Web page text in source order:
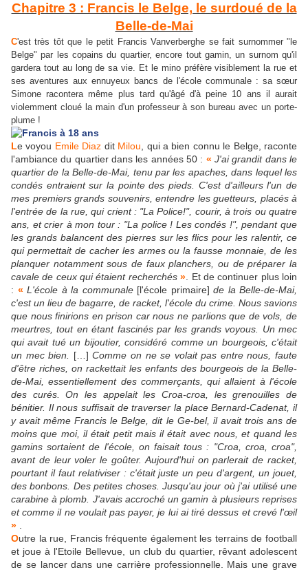
Chapitre 3 : Francis le Belge, le surdoué de la
Belle-de-Mai
C'est très tôt que le petit Francis Vanverberghe se fait surnommer "le
Belge" par les copains du quartier, encore tout gamin, un surnom qu'il
gardera tout au long de sa vie. Et le mino préfère visiblement la rue et
ses aventures aux ennuyeux bancs de l'école communale : sa sœur
Simone racontera même plus tard qu'âgé d'à peine 10 ans il aurait
violemment cloué la main d'un professeur à son bureau avec un porte-
plume !
Le voyou Emile Diaz dit Milou , qui a bien connu le Belge, raconte
l'ambiance du quartier dans les années 50 : « J'ai grandit dans le
quartier de la Belle-de-Mai, tenu par les apaches, dans lequel les
condés entraient sur la pointe des pieds. C'est d'ailleurs l'un de
mes premiers grands souvenirs, entendre les guetteurs, placés à
l'entrée de la rue, qui crient : "La Police!", courir, à trois ou quatre
ans, et crier à mon tour : "La police ! Les condés !", pendant que
les grands balancent des pierres sur les flics pour les ralentir, ce
qui permettait de cacher les armes ou la fausse monnaie, de les
planquer notamment sous de faux planchers, ou de préparer la
cavale de ceux qui étaient recherchés » . Et de continuer plus loin
: « L'école à la communale[l'école primaire] de la Belle-de-Mai,
c'est un lieu de bagarre, de racket, l'école du crime. Nous savions
que nous finirions en prison car nous ne parlions que de vols, de
meurtres, tout en étant fascinés par les grands voyous. Un mec
qui avait tué un bijoutier, considéré comme un bourgeois, c'était
un mec bien. […] Comme on ne se volait pas entre nous, faute
d'être riches, on rackettait les enfants des bourgeois de la Belle-
de-Mai, essentiellement des commerçants, qui allaient à l'école
des curés. On les appelait les Croa-croa, les grenouilles de
bénitier. Il nous suffisait de traverser la place Bernard-Cadenat, il
y avait même Francis le Belge, dit le Ge-bel, il avait trois ans de
moins que moi, il était petit mais il était avec nous, et quand les
gamins sortaient de l'école, on faisait tous : "Croa, croa, croa",
avant de leur voler le goûter. Aujourd'hui on parlerait de racket,
pourtant il faut relativiser : c'était juste un peu d'argent, un jouet,
des bonbons. Des petites choses. Jusqu'au jour où j'ai utilisé une
carabine à plomb. J'avais accroché un gamin à plusieurs reprises
et comme il ne voulait pas payer, je lui ai tiré dessus et crevé l'œil
»
Outre la rue, Francis fréquente également les terrains de football
et joue à l'Etoile Bellevue, un club du quartier, rêvant adolescent
de se lancer dans une carrière professionnelle. Mais une grave